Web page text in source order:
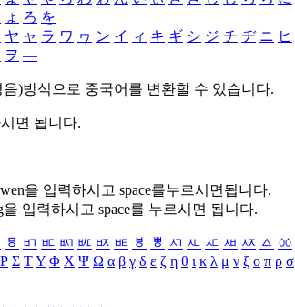
ょ ろ を
ヤ ャ ラ ワ ヮ ン イ ィ キ ギ シ ジ チ ヂ ニ ヒ
ヲ ―
음)방식으로 중국어를 변환할 수 있습니다.
면 됩니다.
을 입력하시고 space를누르시면됩니다.
을 입력하시고 space를 누르시면 됩니다.
ㅱ ㅲ ㅳ ㅴ ㅵ ㅶ ㅷ ㅸ ㅹ ㅺ ㅻ ㅼ ㅽ ㅾ ㅿ ㆀ
Ρ Σ ΤΥ Φ Χ Ψ Ω α β γ δ ε ζ η θ ι κ λ μ ν ξ ο π ρ σ